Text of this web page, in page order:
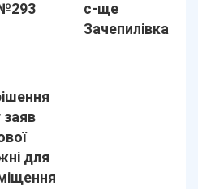
с-ще
Зачепилівка
заяв
для